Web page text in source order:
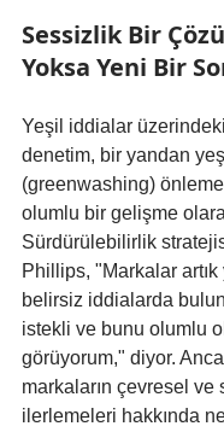
Sessizlik Bir
Yoksa Yeni Bir
Yeşil iddialar üzerindeki
denetim, bir yandan
(greenwashing)
olumlu bir gelişme
Sürdürülebilirlik
Phillips, "Markalar artık
belirsiz iddialarda
istekli ve bunu olumlu
görüyorum," diyor.
markaların çevresel ve
ilerlemeleri hakkında